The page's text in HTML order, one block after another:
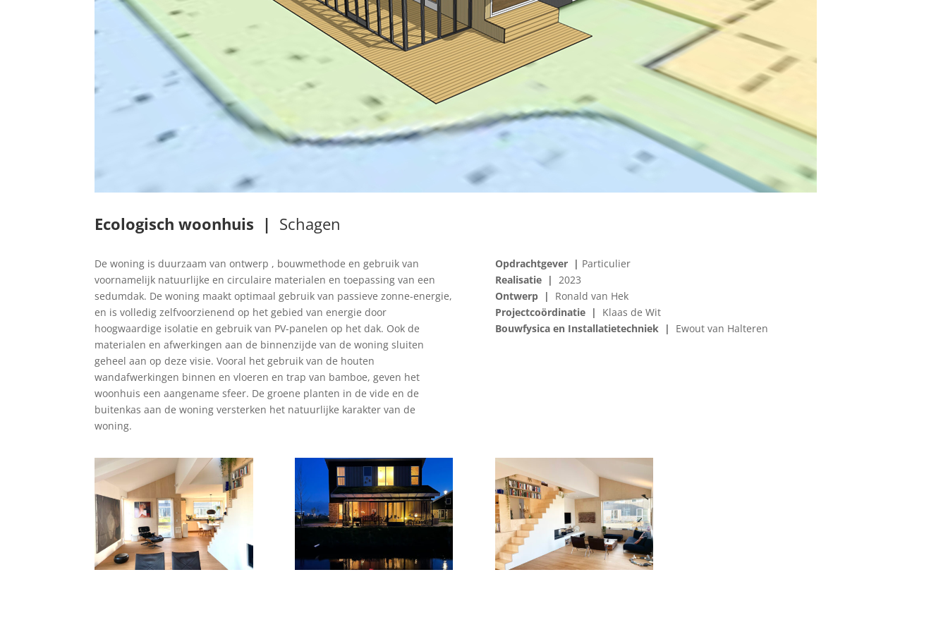
Ecologisch woonhuis | Schagen
De woning is duurzaam van ontwerp , bouwmethode en gebruik van
voornamelijk natuurlijke en circulaire materialen en toepassing van een
sedumdak. De woning maakt optimaal gebruik van passieve zonne-energie,
en is volledig zelfvoorzienend op het gebied van energie door
hoogwaardige isolatie en gebruik van PV-panelen op het dak. Ook de
materialen en afwerkingen aan de binnenzijde van de woning sluiten
geheel aan op deze visie. Vooral het gebruik van de houten
wandafwerkingen binnen en vloeren en trap van bamboe, geven het
woonhuis een aangename sfeer. De groene planten in de vide en de
buitenkas aan de woning versterken het natuurlijke karakter van de
woning.
Opdrachtgever | Particulier
Realisatie | 2023
Ontwerp | Ronald van Hek
Projectcoördinatie |
Klaas de Wit
Bouwfysica en Installatietechniek |
Ewout van Halteren